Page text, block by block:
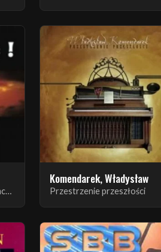
Good Bye! SBB Live In Concert + The Golden Harp EP
Komendarek, Władysław
Przestrzenie przeszłości